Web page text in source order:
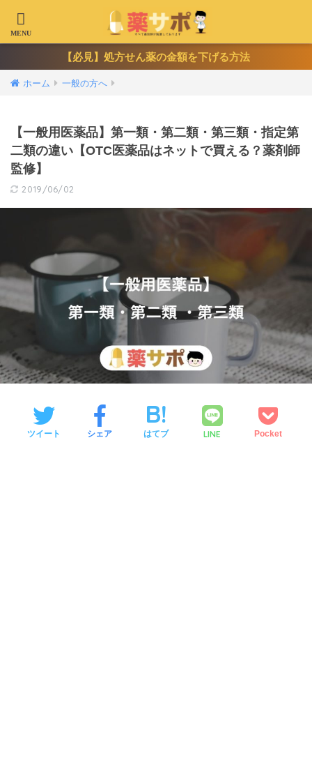
【必見】処方せん薬の金額を下げる方法
ホーム 一般の方へ
【一般用医薬品】第一類・第二類・第三類・指定第
二類の違い【OTC医薬品はネットで買える？薬剤師
監修】
2019/06/02
ツイート シェア はてブ LINE Pocket